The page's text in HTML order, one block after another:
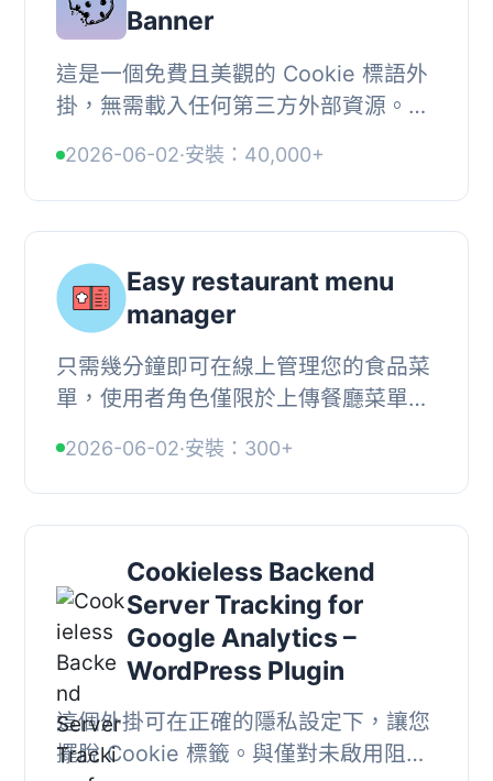
Banner
這是一個免費且美觀的 Cookie 標語外
掛，無需載入任何第三方外部資源。您
網站佈局。此標語非常反應靈敏且高度
可自訂化。...
2026-06-02·安裝：40,000+
Easy restaurant menu
manager
只需幾分鐘即可在線上管理您的食品菜
單，使用者角色僅限於上傳餐廳菜單作
或所有有資格的員工能夠上傳和管理您
的食品和飲料...
2026-06-02·安裝：300+
Cookieless Backend
Server Tracking for
Google Analytics –
WordPress Plugin
這個外掛可在正確的隱私設定下，讓您
擺脫 Cookie 標籤。與僅對未啟用阻擋